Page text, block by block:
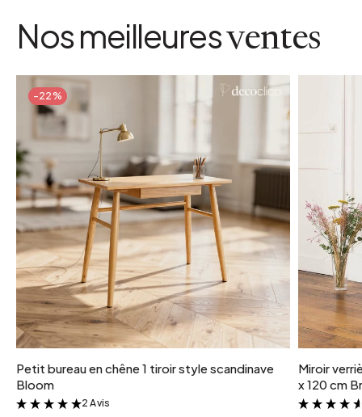
Nos meilleuresventes
-22%
Petit bureau en chêne 1 tiroir style scandinave
Bloom
&
2 Avis
Miroir
x 120 cm